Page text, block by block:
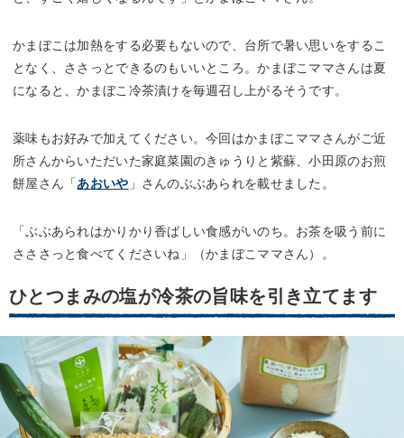
かまぼこは加熱をする必要もないので、台所で暑い思いをするこ
となく、ささっとできるのもいいところ。かまぼこママさんは夏
になると、かまぼこ冷茶漬けを毎週召し上がるそうです。
薬味もお好みで加えてください。今回はかまぼこママさんがご近
所さんからいただいた家庭菜園のきゅうりと紫蘇、小田原のお煎
餅屋さん「あおいや 」さんのぶぶあられを載せました。
「ぶぶあられはかりかり香ばしい食感がいのち。お茶を吸う前に
さささっと食べてくださいね」（かまぼこママさん）。
ひとつまみの塩が冷茶の旨味を引き立てます